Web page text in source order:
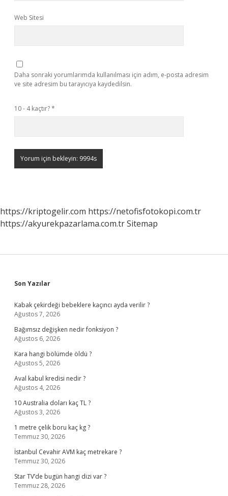
Web Sitesi
Daha sonraki yorumlarımda kullanılması için adım, e-posta adresim
ve site adresim bu tarayıcıya kaydedilsin.
10 - 4 kaçtır?*
https://kriptogelir.com https://netofisfotokopi.com.tr
https://akyurekpazarlama.com.trSitemap
Sidebar
Son Yazılar
Kabak çekirdeği bebeklere kaçıncı ayda verilir ?
Ağustos 7, 2026
Bağımsız değişken nedir fonksiyon ?
Ağustos 6, 2026
Kara hangi bölümde öldü ?
Ağustos 5, 2026
Aval kabul kredisi nedir ?
Ağustos 4, 2026
10 Australia doları kaç TL ?
Ağustos 3, 2026
1 metre çelik boru kaç kg ?
Temmuz 30, 2026
İstanbul Cevahir AVM kaç metrekare ?
Temmuz 30, 2026
Star TV’de bugün hangi dizi var ?
Temmuz 28, 2026